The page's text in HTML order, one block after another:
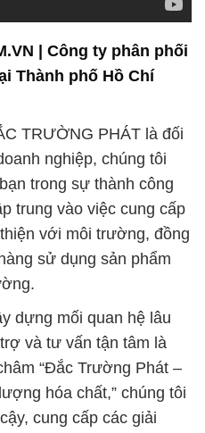
| Công ty phân phối
Thành phố Hồ Chí
TRƯỜNG PHÁT là đối
nghiệp, chúng tôi
trong sự thành công
trung vào việc cung cấp
với môi trường, đồng
sử dụng sản phẩm
dựng mối quan hệ lâu
và tư vấn tận tâm là
“Đắc Trường Phát –
hóa chất,” chúng tôi
cung cấp các giải